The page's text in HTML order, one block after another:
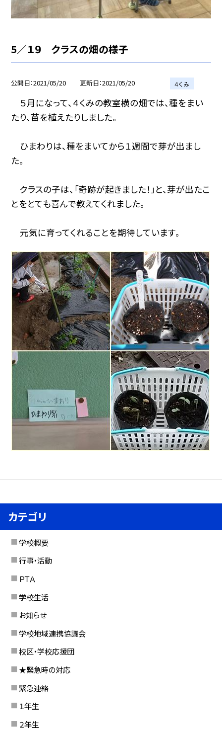
5／１９ クラスの畑の様子
公開日 2021/05/20 更新日 2021/05/20 ４くみ
５月になって、４くみの教室横の畑では、種をまい
たり、苗を植えたりしました。
ひまわりは、種をまいてから１週間で芽が出まし
た。
クラスの子は、「奇跡が起きました！」と、芽が出たこ
とをとても喜んで教えてくれました。
元気に育ってくれることを期待しています。
カテゴリ
学校概要
行事・活動
ＰＴＡ
学校生活
お知らせ
学校地域連携協議会
校区・学校応援団
★緊急時の対応
緊急連絡
１年生
２年生